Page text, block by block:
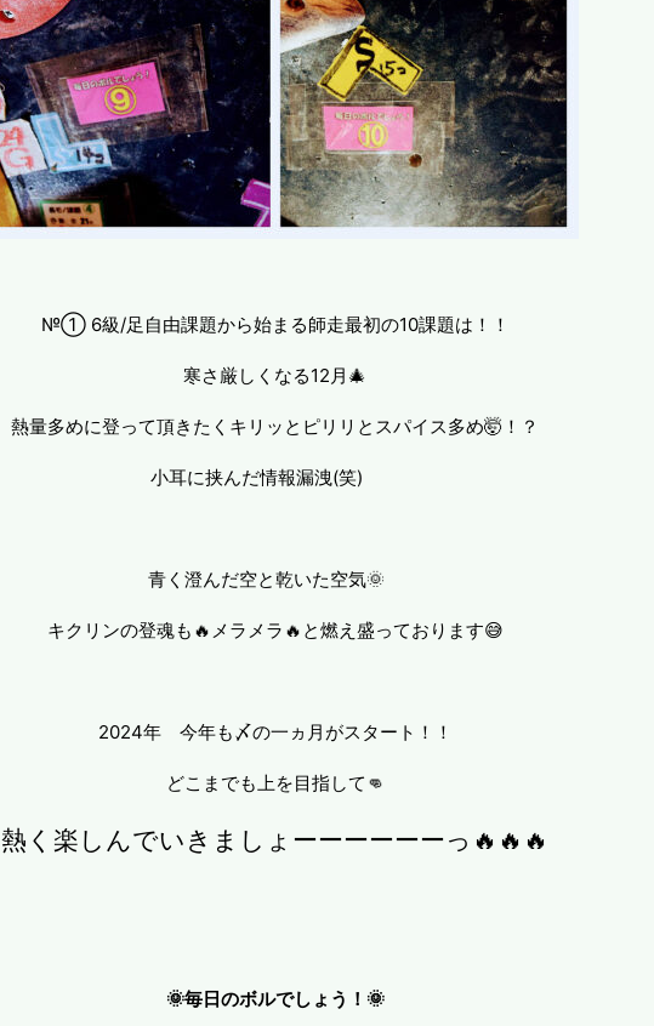
№① 6級/足自由課題から始まる師走最初の10課題は！！
寒さ厳しくなる12月🎄
熱量多めに登って頂きたくキリッとピリリとスパイス多め🤯！？
小耳に挟んだ情報漏洩(笑)
青く澄んだ空と乾いた空気🌞
キクリンの登魂も🔥メラメラ🔥と燃え盛っております😅
2024年 今年も〆の一ヵ月がスタート！！
どこまでも上を目指して👊
熱く楽しんでいきましょーーーーーーっ🔥🔥🔥
🌞毎日のボルでしょう！🌞